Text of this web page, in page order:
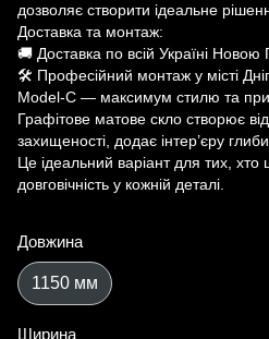
дозволяє створити ідеальне
Доставка та монтаж:
🚚 Доставка по всій Україні
🛠 Професійний монтаж у місті
Model-C — максимум стилю та
Графітове матове скло створює
захищеності, додає інтер’єру
Це ідеальний варіант для тих, хто
довговічність у кожній деталі.
Довжина
1150 мм
Ширина